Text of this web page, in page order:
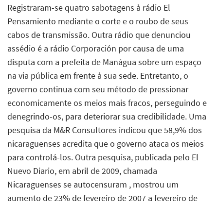
Registraram-se quatro sabotagens à rádio El
Pensamiento mediante o corte e o roubo de seus
cabos de transmissão. Outra rádio que denunciou
assédio é a rádio Corporación por causa de uma
disputa com a prefeita de Manágua sobre um espaço
na via pública em frente à sua sede. Entretanto, o
governo continua com seu método de pressionar
economicamente os meios mais fracos, perseguindo e
denegrindo-os, para deteriorar sua credibilidade. Uma
pesquisa da M&R Consultores indicou que 58,9% dos
nicaraguenses acredita que o governo ataca os meios
para controlá-los. Outra pesquisa, publicada pelo El
Nuevo Diario, em abril de 2009, chamada
Nicaraguenses se autocensuram , mostrou um
aumento de 23% de fevereiro de 2007 a fevereiro de